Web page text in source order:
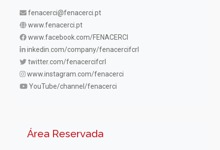
fenacerci@fenacerci.pt
www.fenacerci.pt
www.facebook.com/FENACERCI
inkedin.com/company/fenacercifcrl
twitter.com/fenacercifcrl
www.instagram.com/fenacerci
YouTube/channel/fenacerci
Área Reservada